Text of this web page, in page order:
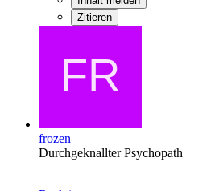
Zitieren
frozen
Durchgeknallter Psychopath